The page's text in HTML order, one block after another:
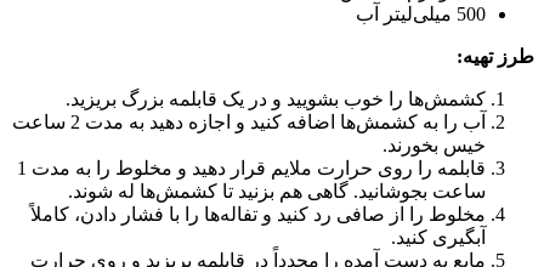
500 میلی‌لیتر آب
طرز تهیه:
کشمش‌ها را خوب بشویید و در یک قابلمه بزرگ بریزید.
آب را به کشمش‌ها اضافه کنید و اجازه دهید به مدت 2 ساعت
خیس بخورند.
قابلمه را روی حرارت ملایم قرار دهید و مخلوط را به مدت 1
ساعت بجوشانید. گاهی هم بزنید تا کشمش‌ها له شوند.
مخلوط را از صافی رد کنید و تفاله‌ها را با فشار دادن، کاملاً
آبگیری کنید.
مایع به دست آمده را مجدداً در قابلمه بریزید و روی حرارت